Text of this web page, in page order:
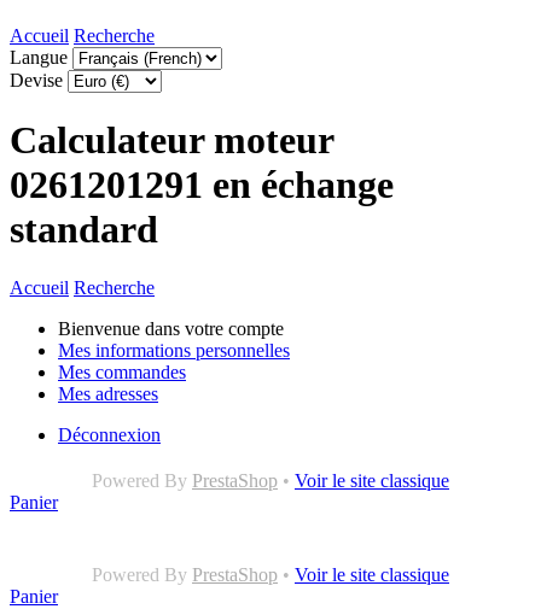
Accueil Recherche
Langue
Devise
Calculateur moteur
0261201291 en échange
standard
Accueil Recherche
Bienvenue dans votre compte
Mes informations personnelles
Mes commandes
Mes adresses
Déconnexion
Powered By PrestaShop • Voir le site classique
Panier
Powered By PrestaShop • Voir le site classique
Panier